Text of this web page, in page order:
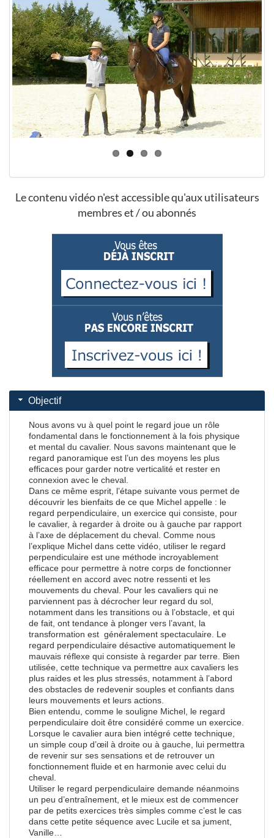
Le contenu vidéo n'est accessible qu'aux utilisateurs
membres et / ou abonnés
Objectif
Nous avons vu à quel point le regard joue un rôle
fondamental dans le fonctionnement à la fois physique
et mental du cavalier. Nous savons maintenant que le
regard panoramique est l’un des moyens les plus
efficaces pour garder notre verticalité et rester en
connexion avec le cheval.
Dans ce même esprit, l’étape suivante vous permet de
découvrir les bienfaits de ce que Michel appelle : le
regard perpendiculaire, un exercice qui consiste, pour
le cavalier, à regarder à droite ou à gauche par rapport
à l’axe de déplacement du cheval. Comme nous
l’explique Michel dans cette vidéo, utiliser le regard
perpendiculaire est une méthode incroyablement
efficace pour permettre à notre corps de fonctionner
réellement en accord avec notre ressenti et les
mouvements du cheval. Pour les cavaliers qui ne
parviennent pas à décrocher leur regard du sol,
notamment dans les transitions ou à l’obstacle, et qui
de fait, ont tendance à plonger vers l’avant, la
transformation est généralement spectaculaire. Le
regard perpendiculaire désactive automatiquement le
mauvais réflexe qui consiste à regarder par terre. Bien
utilisée, cette technique va permettre aux cavaliers les
plus raides et les plus stressés, notamment à l’abord
des obstacles de redevenir souples et confiants dans
leurs mouvements et leurs actions.
Bien entendu, comme le souligne Michel, le regard
perpendiculaire doit être considéré comme un exercice.
Lorsque le cavalier aura bien intégré cette technique,
un simple coup d’œil à droite ou à gauche, lui permettra
de revenir sur ses sensations et de retrouver un
fonctionnement fluide et en harmonie avec celui du
cheval.
Utiliser le regard perpendiculaire demande néanmoins
un peu d’entraînement, et le mieux est de commencer
par de petits exercices très simples comme c’est le cas
dans cette petite séquence avec Lucile et sa jument,
Vanille…